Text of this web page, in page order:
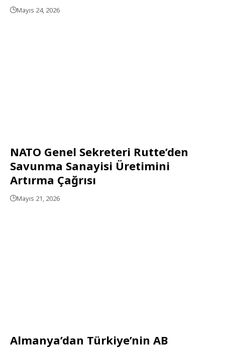
Mayıs 24, 2026
NATO Genel Sekreteri Rutte’den
Savunma Sanayisi Üretimini
Artırma Çağrısı
Mayıs 21, 2026
Almanya’dan Türkiye’nin AB